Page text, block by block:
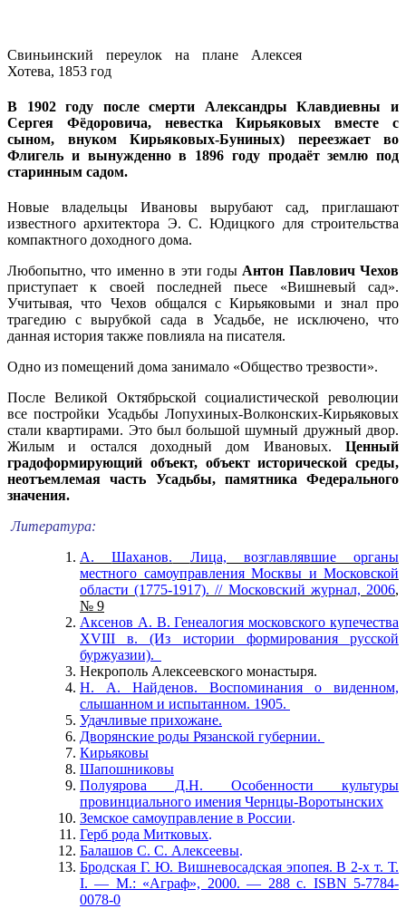
Свиньинский переулок на плане Алексея
Хотева, 1853 год
В 1902 году после смерти Александры Клавдиевны и
Сергея Фёдоровича, невестка Кирьяковых вместе с
сыном, внуком Кирьяковых-Буниных) переезжает во
Флигель и вынужденно в 1896 году продаёт землю под
старинным садом.
Новые владельцы Ивановы вырубают сад, приглашают
известного архитектора Э. С. Юдицкого для строительства
компактного доходного дома.
Любопытно, что именно в эти годы Антон Павлович Чехов
приступает к своей последней пьесе «Вишневый сад».
Учитывая, что Чехов общался с Кирьяковыми и знал про
трагедию с вырубкой сада в Усадьбе, не исключено, что
данная история также повлияла на писателя.
Одно из помещений дома занимало «Общество трезвости».
После Великой Октябрьской социалистической революции
все постройки Усадьбы Лопухиных-Волконских-Кирьяковых
стали квартирами. Это был большой шумный дружный двор.
Жилым и остался доходный дом Ивановых. Ценный
градоформирующий объект, объект исторической среды,
неотъемлемая часть Усадьбы, памятника Федерального
значения.
Литература:
А.
Шаханов.
Лица, возглавлявшие органы
местного самоуправления Москвы и Московской
области (1775-1917). // Московский журнал, 2006,
№ 9
Аксенов А. B. Генеалогия московского купечества
XVIII в. (Из истории формирования русской
буржуазии).
Некрополь Алексеевского монастыря.
Н. А. Найденов. Воспоминания о виденном,
слышанном и испытанном. 1905.
Удачливые прихожане.
Дворянские роды Рязанской губернии.
Кирьяковы
Шапошниковы
Полуярова Д.Н. Особенности
культуры
провинциального имения Чернцы-Воротынских
Земское самоуправление в России.
Герб рода Митковых.
Балашов С. С. Алексеевы.
Бродская Г. Ю. Вишневосадская эпопея. В 2-х т. Т.
I. — M.: «Аграф», 2000. — 288 c. ISBN 5-7784-
0078-0